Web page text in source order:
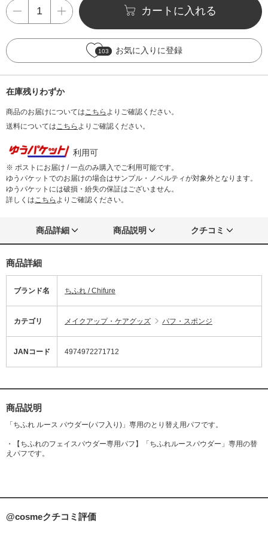
カートに入れる
103 お気に入りに登録
在庫残りわずか
商品のお届けについては こちら よりご確認ください。
送料については こちら よりご確認ください。
利用可
※ ポストにお届け / 一点のみ購入でご利用可能です。
ゆうパケットでのお届けの場合はサンプル・ノベルティが対象外となります。
ゆうパケットには破損・紛失の保証はございません。
詳しくは こちら よりご確認ください。
商品詳細 商品説明 クチコミ
商品詳細
ブランド名 ちふれ / Chifure
カテゴリ メイクアップ・ケアグッズ パフ・スポンジ
JANコード 4974972271712
商品説明
「ちふれ ルース パウダー(パフ入り)」専用のとり替え用パフです。
・【ちふれのフェイスパウダー専用パフ】「ちふれルースパウダー」専用の替
えパフです。
@cosmeクチコミ評価